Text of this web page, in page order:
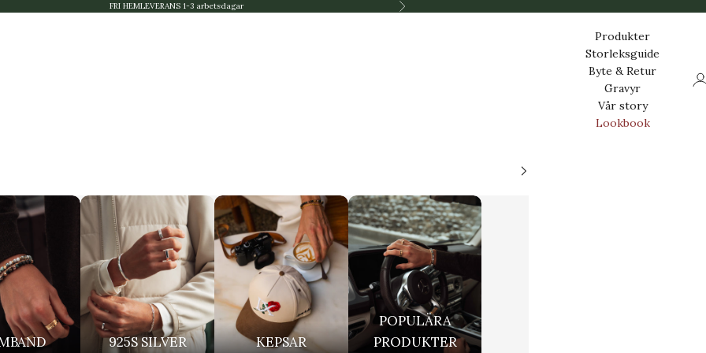
FRI HEMLEVERANS 1-3 arbetsdagar Nästa
Produkter
Storleksguide
Byte & Retur
Gravyr
Vår story
Lookbook
925S SILVER KEPSAR
POPULÄRA
PRODUKTER